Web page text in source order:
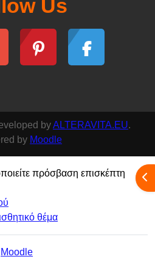
Us
byALTERAVITA.EU.
by Moodle
πρόσβαση επισκέπτη
θέμα
Moodle